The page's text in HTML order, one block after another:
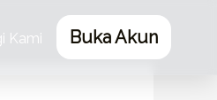
Kami Buka Akun